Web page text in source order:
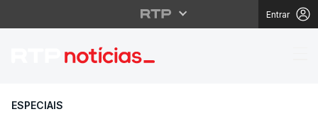
Entrar
EUA estão a
ESPECIAIS